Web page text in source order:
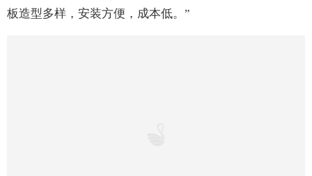
第一，铝单板造型多样，颜色多元。目前，机场项目